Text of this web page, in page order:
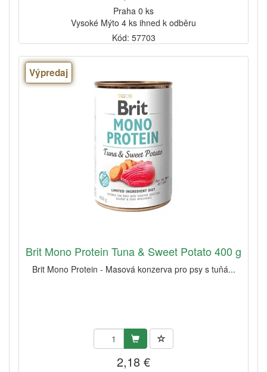
Praha 0 ks
Vysoké Mýto 4 ks ihned k odběru
Kód: 57703
Výpredaj
Brit Mono Protein Tuna & Sweet Potato 400 g
Brit Mono Protein - Masová konzerva pro psy s tuňá...
2,18 €